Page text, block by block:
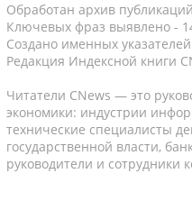
Обработан архив
Ключевых фраз выявлено -
Создано именных
Редакция Индексной книги
Читатели CNews — это
экономики: индустрии
технические специалисты
государственной власти,
руководители и сотрудники